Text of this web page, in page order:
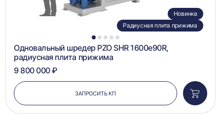
1 2 3 4 5
Новинка
Радиусная плита прижима
Одновальный шредер PZO SHR 1600e90R,
радиусная плита прижима
9 800 000 ₽
ЗАПРОСИТЬ КП
в